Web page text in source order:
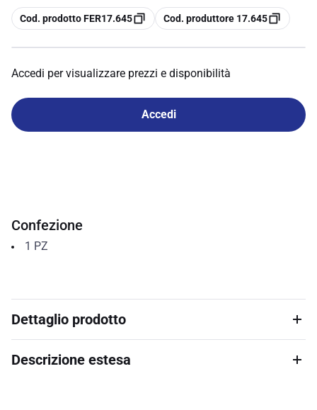
copia
Cod. prodotto FER17.645 copia
Cod. produttore 17.645
Accedi per visualizzare prezzi e disponibilità
Accedi
Confezione
1 PZ
Dettaglio prodotto
Descrizione estesa